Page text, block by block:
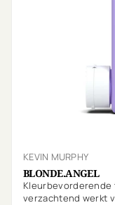
KEVIN MURPHY
BLONDE.ANGEL
verzachtend werkt